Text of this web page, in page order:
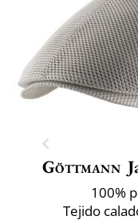
Göttmann
100%
Tejido